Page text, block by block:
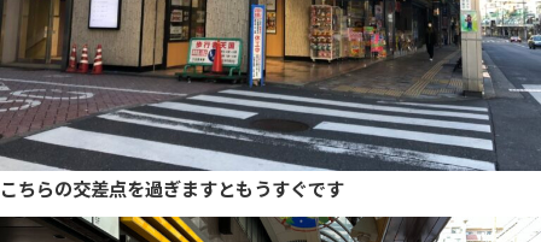
こちらの交差点を過ぎますともうすぐです